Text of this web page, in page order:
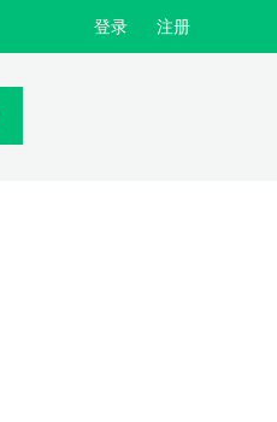
登录 注册